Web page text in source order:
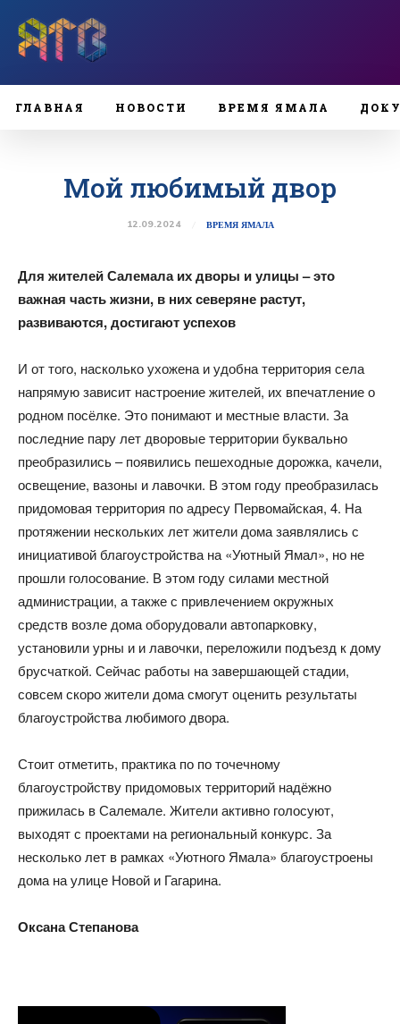
ГЛАВНАЯ НОВОСТИ ВРЕМЯ ЯМАЛА
Мой любимый двор
12.09.2024 ВРЕМЯ ЯМАЛА
Для жителей Салемала их дворы и улицы – это
важная часть жизни, в них северяне растут,
развиваются, достигают успехов
И от того, насколько ухожена и удобна территория села
напрямую зависит настроение жителей, их впечатление о
родном посёлке. Это понимают и местные власти. За
последние пару лет дворовые территории буквально
преобразились – появились пешеходные дорожка, качели,
освещение, вазоны и лавочки. В этом году преобразилась
придомовая территория по адресу Первомайская, 4. На
протяжении нескольких лет жители дома заявлялись с
инициативой благоустройства на «Уютный Ямал», но не
прошли голосование. В этом году силами местной
администрации, а также с привлечением окружных
средств возле дома оборудовали автопарковку,
установили урны и и лавочки, переложили подъезд к дому
брусчаткой. Сейчас работы на завершающей стадии,
совсем скоро жители дома смогут оценить результаты
благоустройства любимого двора.
Стоит отметить, практика по по точечному
благоустройству придомовых территорий надёжно
прижилась в Салемале. Жители активно голосуют,
выходят с проектами на региональный конкурс. За
несколько лет в рамках «Уютного Ямала» благоустроены
дома на улице Новой и Гагарина.
Оксана Степанова